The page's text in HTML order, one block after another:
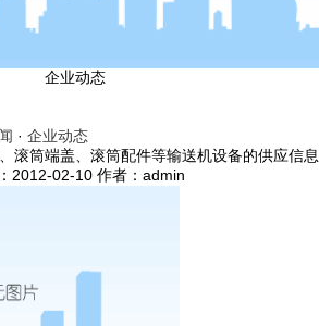
企业动态
· 企业动态
滚筒端盖、滚筒配件等输送机设备的供应信息
2012-02-10 作者：admin